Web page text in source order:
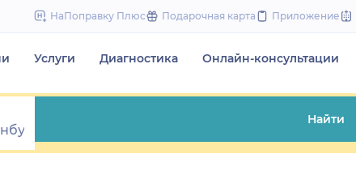
to
НаПоправку Плюс Подарочная карта Приложение
Услуги Диагностика Онлайн-консультации
Найти